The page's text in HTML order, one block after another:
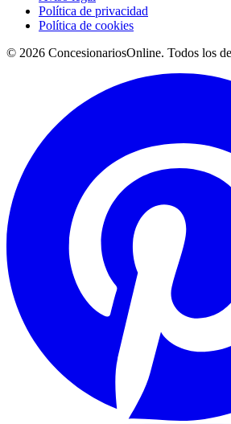
Política de privacidad
Política de cookies
© 2026 ConcesionariosOnline. Todos los